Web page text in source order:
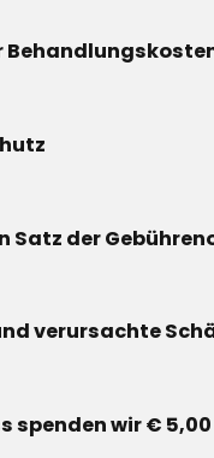
der
verursachte
spenden wir €